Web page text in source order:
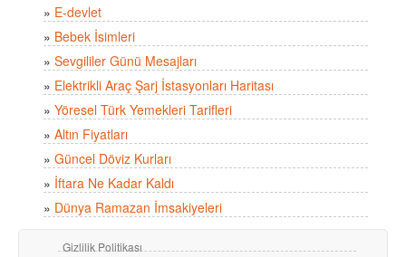
» E-devlet
» Bebek İsimleri
» Sevgililer Günü Mesajları
» Elektrikli Araç Şarj İstasyonları Haritası
» Yöresel Türk Yemekleri Tarifleri
» Altın Fiyatları
» Güncel Döviz Kurları
» İftara Ne Kadar Kaldı
» Dünya Ramazan İmsakiyeleri
Gizlilik Politikası